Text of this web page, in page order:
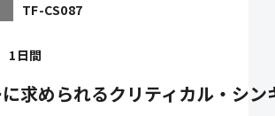
TF-CS087
1日間
求められるクリティカル・シン